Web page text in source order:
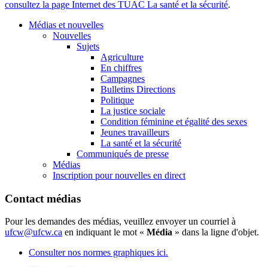
consultez la page Internet des TUAC La santé et la sécurité.
Médias et nouvelles
Nouvelles
Sujets
Agriculture
En chiffres
Campagnes
Bulletins Directions
Politique
La justice sociale
Condition féminine et égalité des sexes
Jeunes travailleurs
La santé et la sécurité
Communiqués de presse
Médias
Inscription pour nouvelles en direct
Contact médias
Pour les demandes des médias, veuillez envoyer un courriel à
ufcw@ufcw.ca en indiquant le mot « Média » dans la ligne d'objet.
Consulter nos normes graphiques ici.